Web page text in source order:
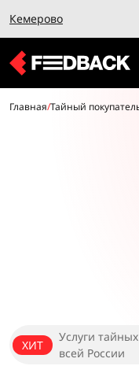
Кемерово
Главная/Тайный
ХИТ
Услуги
всей России